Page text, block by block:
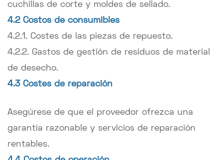
cuchillas de corte y moldes de sellado.
4.2 Costos de consumibles
4.2.1. Costes de las piezas de repuesto.
4.2.2. Gastos de gestión de residuos de material
de desecho.
4.3 Costes de reparación
Asegúrese de que el proveedor ofrezca una
garantía razonable y servicios de reparación
rentables.